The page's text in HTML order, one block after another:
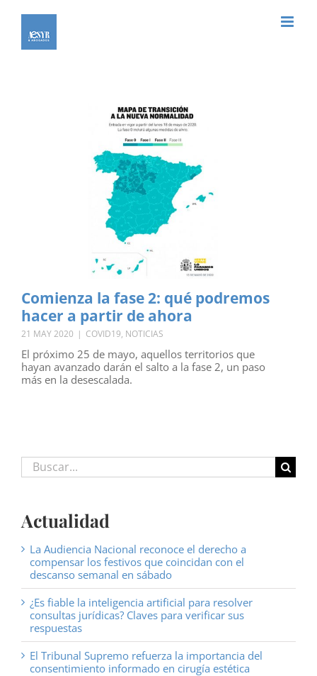
contenido
Comienza la fase 2: qué podremos
hacer a partir de ahora
21 MAY 2020 | COVID19, NOTICIAS
El próximo 25 de mayo, aquellos territorios que
hayan avanzado darán el salto a la fase 2, un paso
más en la desescalada.
Buscar:
Actualidad
La Audiencia Nacional reconoce el derecho a
compensar los festivos que coincidan con el
descanso semanal en sábado
¿Es fiable la inteligencia artificial para resolver
consultas jurídicas? Claves para verificar sus
respuestas
El Tribunal Supremo refuerza la importancia del
consentimiento informado en cirugía estética